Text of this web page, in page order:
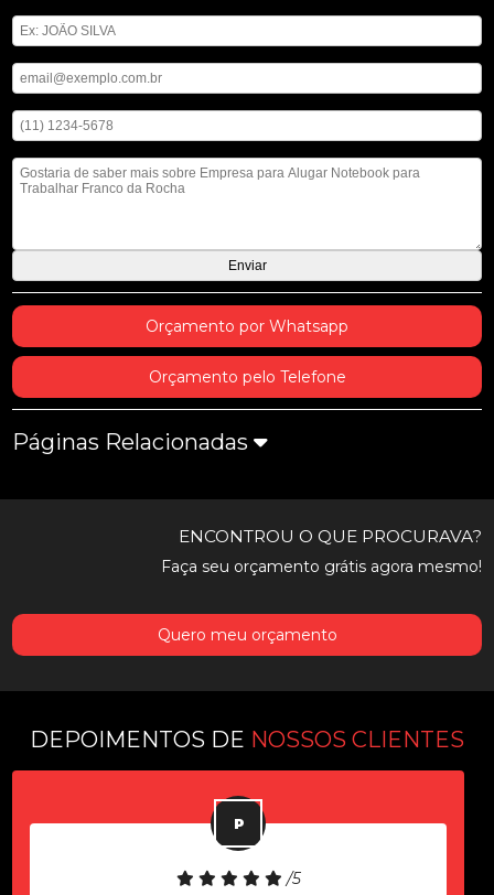
Orçamento por Whatsapp
Orçamento pelo Telefone
Páginas Relacionadas
ENCONTROU O QUE PROCURAVA?
Faça seu orçamento grátis agora mesmo!
Quero meu orçamento
DEPOIMENTOS DE NOSSOS CLIENTES
/5